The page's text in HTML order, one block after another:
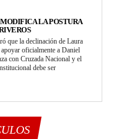
LA POSTURA
que la declinación de Laura
oficialmente a Daniel
con Cruzada Nacional y el
debe ser